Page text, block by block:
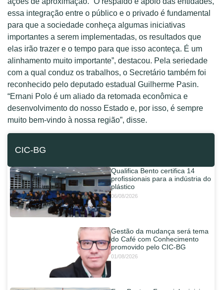
essa integração entre o público e o privado é fundamental
para que a sociedade conheça algumas iniciativas
importantes a serem implementadas, os resultados que
elas irão trazer e o tempo para que isso aconteça. É um
alinhamento muito importante”, destacou. Pela seriedade
com a qual conduz os trabalhos, o Secretário também foi
reconhecido pelo deputado estadual Guilherme Pasin.
“Ernani Polo é um aliado da retomada econômica e
desenvolvimento do nosso Estado e, por isso, é sempre
muito bem-vindo à nossa região”, disse.
CIC-BG
Qualifica Bento certifica 14
profissionais para a indústria do
plástico
06/08/2026
Gestão da mudança será tema
do Café com Conhecimento
promovido pelo CIC-BG
01/08/2026